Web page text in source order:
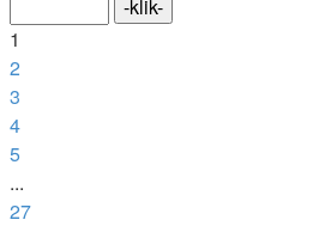
1
2
3
4
5
...
27